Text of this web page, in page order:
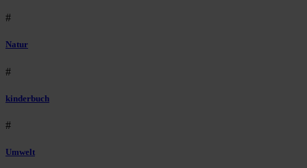
#
Natur
#
kinderbuch
#
Umwelt